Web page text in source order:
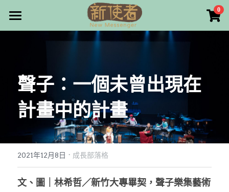
0
最新消息
雜誌目錄
雜誌專欄
最新文章
編者的話
本期主題
畫話人生
寫寫畫畫
漫畫
訂購/奉獻/廣告刊登
好站連結
聲子：一個未曾出現在
計畫中的計畫
2021年12月8日 · 成長部落格
文、圖｜林希哲／新竹大專畢契，聲子樂集藝術
×
商品分類